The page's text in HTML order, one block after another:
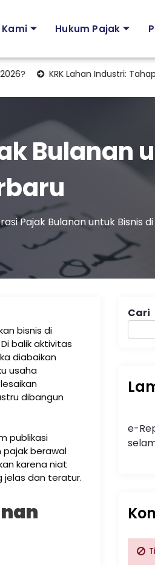
Kami Hukum Pajak
KRK Lahan Industri: Tahapan
Bulanan
Pajak Bulanan untuk Bisnis
bisnis di
balik aktivitas
diabaikan
usaha
dibangun
publikasi
berawal
karena niat
jelas dan teratur.
Cari
e-